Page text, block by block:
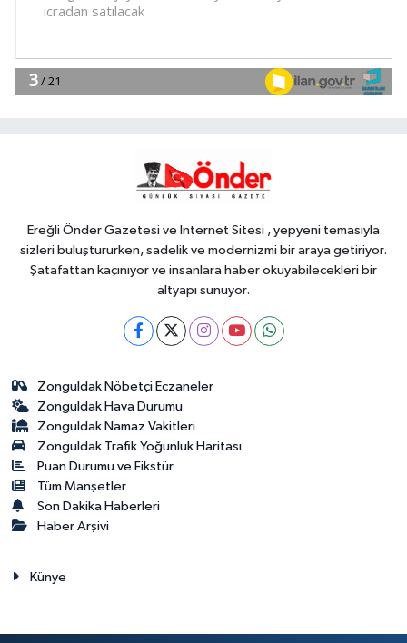
17:51
için kura çekimi gerçekleştirildi
Ereğli Önder Gazetesi ve İnternet Sitesi , yepyeni temasıyla
sizleri buluştururken, sadelik ve modernizmi bir araya getiriyor.
Şatafattan kaçınıyor ve insanlara haber okuyabilecekleri bir
altyapı sunuyor.
Zonguldak Nöbetçi Eczaneler
Zonguldak Hava Durumu
Zonguldak Namaz Vakitleri
Zonguldak Trafik Yoğunluk Haritası
Puan Durumu ve Fikstür
Tüm Manşetler
Son Dakika Haberleri
Haber Arşivi
Künye